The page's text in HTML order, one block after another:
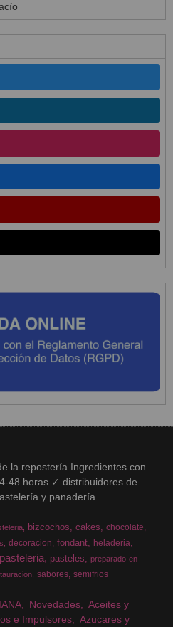
la repostería Ingredientes con
48 horas ✓ distribuidores de
y panadería
bizcochos cakes chocolate
decoracion fondant
heladeria
pasteleria pasteles
preparado-en-
sabores semifrios
Novedades
Aceites y
e Impulsores
Azucares y